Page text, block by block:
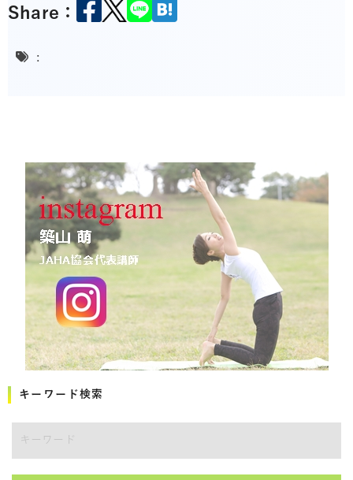
Share：
:
キーワード検索